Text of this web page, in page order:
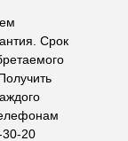
Срок
20